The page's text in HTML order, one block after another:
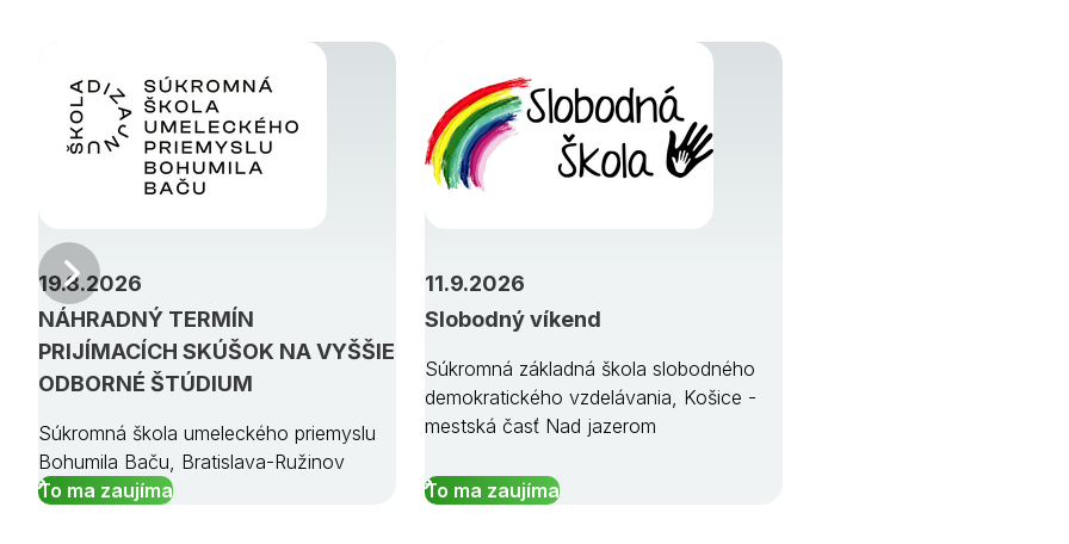
NÁHRADNÝ TERMÍN
PRIJÍMACÍCH SKÚŠOK NA VYŠŠIE
ODBORNÉ ŠTÚDIUM
19.8.2026
Súkromná škola umeleckého priemyslu
Bohumila Baču, Bratislava-Ružinov
To ma zaujíma
Slobodný víkend
11.9.2026
Súkromná základná škola slobodného
demokratického vzdelávania, Košice -
mestská časť Nad jazerom
To ma zaujíma
Predchádzajúci